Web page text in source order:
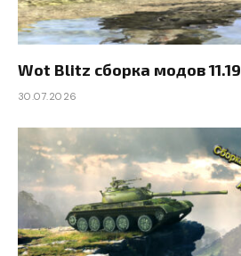
Wot Blitz сборка модов 11.19
30.07.2026